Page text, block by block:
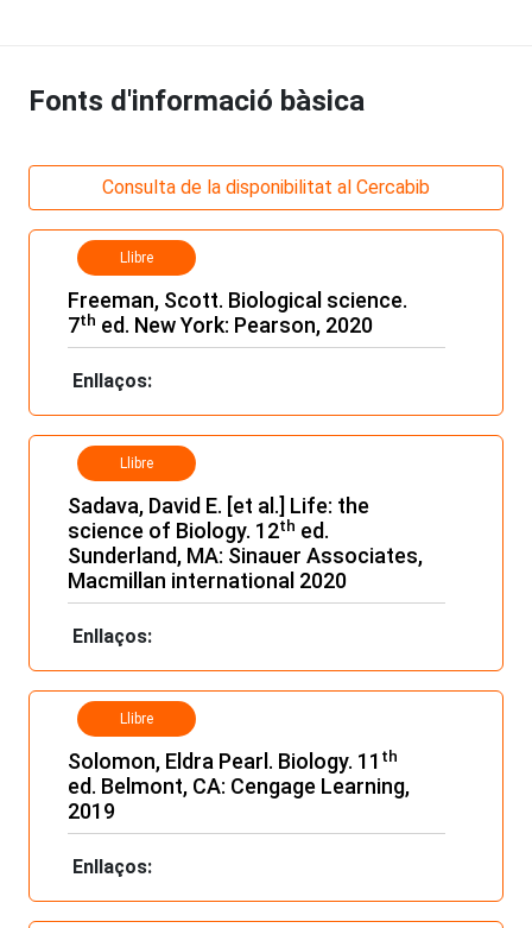
Fonts d'informació bàsica
Consulta de la disponibilitat al Cercabib
Llibre
Freeman, Scott. Biological science.
7th ed. New York: Pearson, 2020
Enllaços:
Llibre
Sadava, David E. [et al.] Life: the
science of Biology. 12th ed.
Sunderland, MA: Sinauer Associates,
Macmillan international 2020
Enllaços:
Llibre
Solomon, Eldra Pearl. Biology. 11 th
ed. Belmont, CA: Cengage Learning,
2019
Enllaços: